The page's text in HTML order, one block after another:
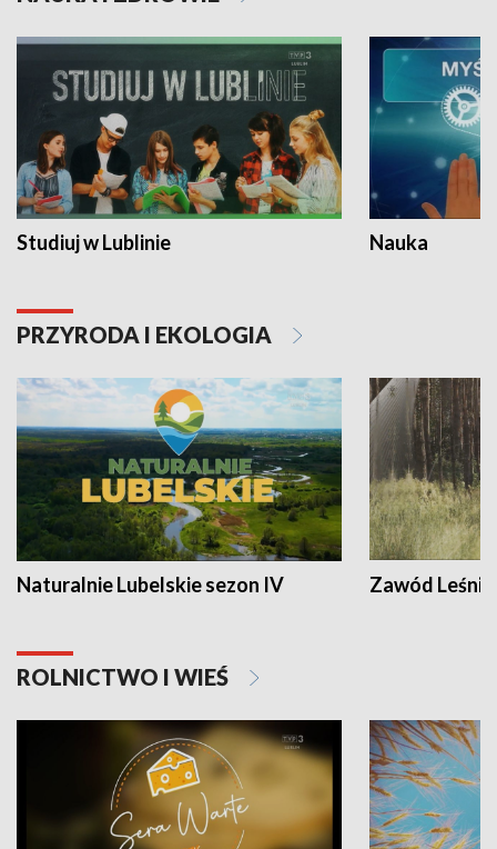
Studiuj w Lublinie Nauka
PRZYRODA I EKOLOGIA
Naturalnie Lubelskie sezon IV Zawód Leśnik
ROLNICTWO I WIEŚ